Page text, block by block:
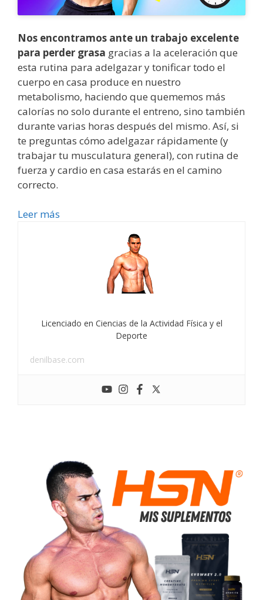
Nos encontramos ante un trabajo excelente
para perder grasa gracias a la aceleración que
esta rutina para adelgazar y tonificar todo el
cuerpo en casa produce en nuestro
metabolismo, haciendo que quememos más
calorías no solo durante el entreno, sino también
durante varias horas después del mismo. Así, si
te preguntas cómo adelgazar rápidamente (y
trabajar tu musculatura general), con rutina de
fuerza y cardio en casa estarás en el camino
correcto.
Leer más
Licenciado en Ciencias de la Actividad Física y el
Deporte
denilbase.com